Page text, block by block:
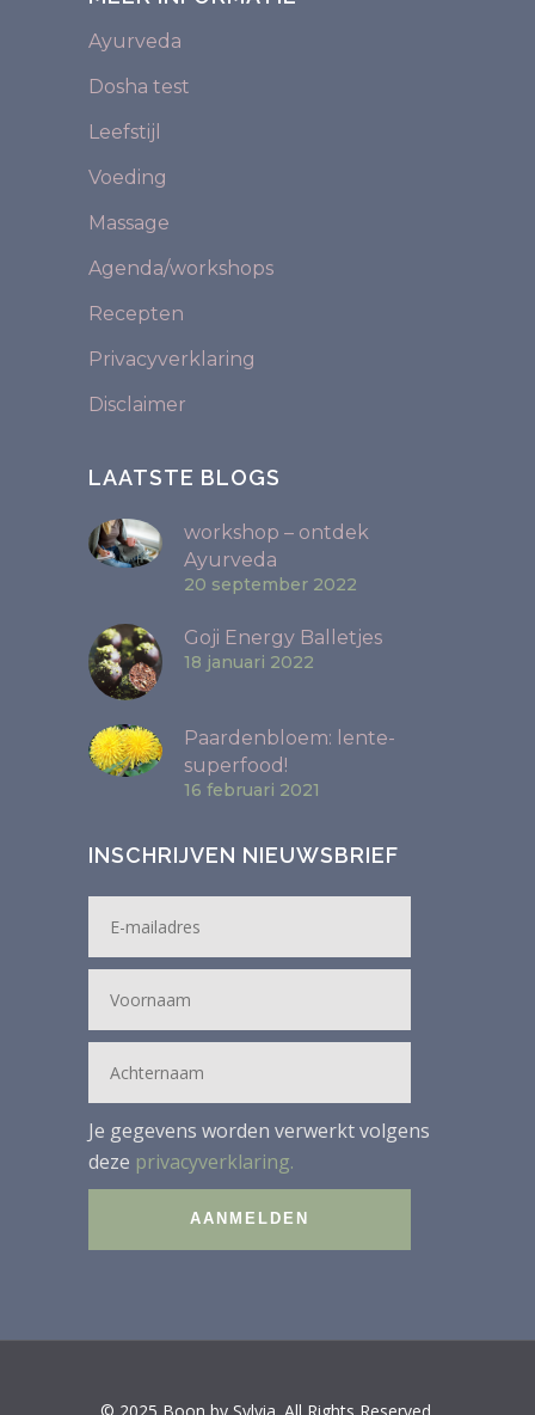
Ayurveda
Dosha test
Leefstijl
Voeding
Massage
Agenda/workshops
Recepten
Privacyverklaring
Disclaimer
LAATSTE BLOGS
workshop – ontdek
Ayurveda
20 september 2022
Goji Energy Balletjes
18 januari 2022
Paardenbloem: lente-
superfood!
16 februari 2021
INSCHRIJVEN NIEUWSBRIEF
Je gegevens worden verwerkt volgens
deze privacyverklaring.